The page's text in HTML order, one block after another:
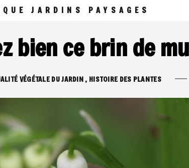
JARDINS PAYSAGES
bien ce brin de
VÉGÉTALE DU JARDIN HISTOIRE DES PLANTES